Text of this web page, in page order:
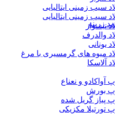
سیب زمینی ایتالیایی
سیب زمینی ایتالیایی
نیسواز
والدرف
یونانی
میوه های گرمسیری با مرغ
آلاسکا
آواکادو و نعناع
بورش
پیاز گریل شده
تورتیلا مکزیکی
زرینه